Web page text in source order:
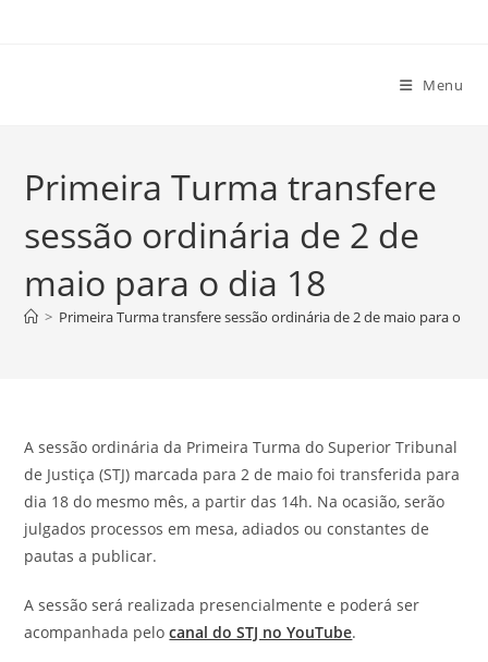
Menu
Primeira Turma transfere
sessão ordinária de 2 de
maio para o dia 18
> Primeira Turma transfere sessão ordinária de 2 de maio para o dia
A sessão ordinária da Primeira Turma do Superior Tribunal
de Justiça (STJ) marcada para 2 de maio foi transferida para
dia 18 do mesmo mês, a partir das 14h. Na ocasião, serão
julgados processos em mesa, adiados ou constantes de
pautas a publicar.
A sessão será realizada presencialmente e poderá ser
acompanhada pelocanal do STJ no YouTube.